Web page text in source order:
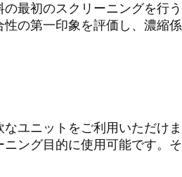
最初のスクリーニングを行う
の第一印象を評価し、濃縮係
ユニットをご利用いただけま
ング目的に使用可能です。そ